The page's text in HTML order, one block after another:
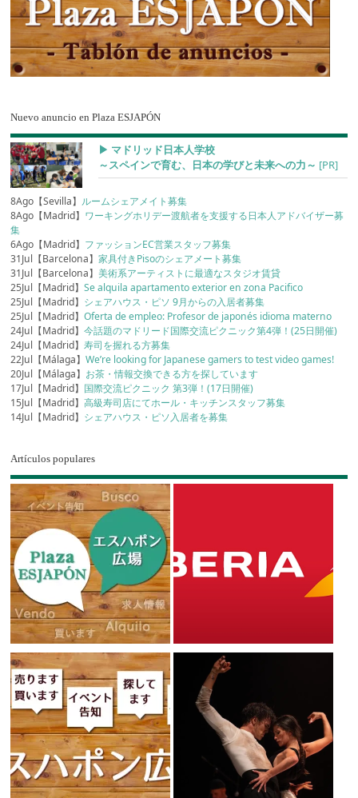
Nuevo anuncio en Plaza ESJAPÓN
▶︎ マドリッド日本人学校
～スペインで育む、日本の学びと未来への力～ [PR]
8Ago【Sevilla】 ルームシェアメイト募集
8Ago【Madrid】 ワーキングホリデー渡航者を支援する日本人アドバイザー募
集
6Ago【Madrid】 ファッションEC営業スタッフ募集
31Jul【Barcelona】家具付きPisoのシェアメート募集
31Jul【Barcelona】美術系アーティストに最適なスタジオ賃貸
25Jul【Madrid】Se alquila apartamento exterior en zona Pacifico
25Jul【Madrid】 シェアハウス・ピソ 9月からの入居者募集
25Jul【Madrid】Oferta de empleo: Profesor de japonés idioma materno
24Jul【Madrid】今話題のマドリード国際交流ピクニック第4弾！(25日開催)
24Jul【Madrid】寿司を握れる方募集
22Jul【Málaga】We’re looking for Japanese gamers to test video games!
20Jul【Málaga】 お茶・情報交換できる方を探しています
17Jul【Madrid】 国際交流ピクニック 第3弾！(17日開催)
15Jul【Madrid】高級寿司店にてホール・キッチンスタッフ募集
14Jul【Madrid】 シェアハウス・ピソ入居者を募集
Artículos populares